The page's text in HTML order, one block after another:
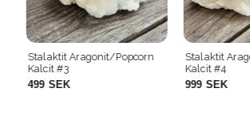
Stalaktit Aragonit/Popcorn
Kalcit #4
999 SEK
Stalaktit
Kalcit #6
999 SEK